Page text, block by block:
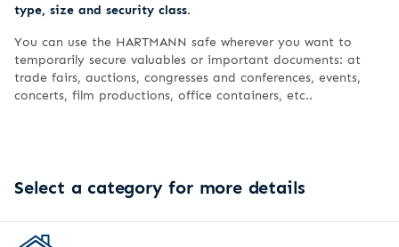
type, size and security class.
You can use the HARTMANN safe wherever you want to
temporarily secure valuables or important documents: at
trade fairs, auctions, congresses and conferences, events,
concerts, film productions, office containers, etc..
Select a category for more details